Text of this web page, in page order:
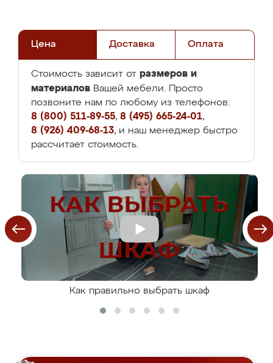
Цена Доставка Оплата
Стоимость зависит от размеров и
материалов Вашей мебели. Просто
позвоните нам по любому из телефонов:
8 (800) 511-89-55, 8 (495) 665-24-01,
8 (926) 409-68-13, и наш менеджер быстро
рассчитает стоимость.
Как правильно выбрать шкаф